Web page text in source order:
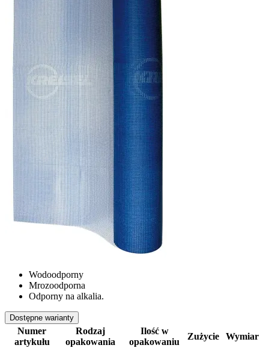
Wodoodporny
Mrozoodporna
Odporny na alkalia.
Dostępne warianty
Numer
artykułu
Rodzaj
opakowania
Ilość w
opakowaniu
Zużycie Wymiar